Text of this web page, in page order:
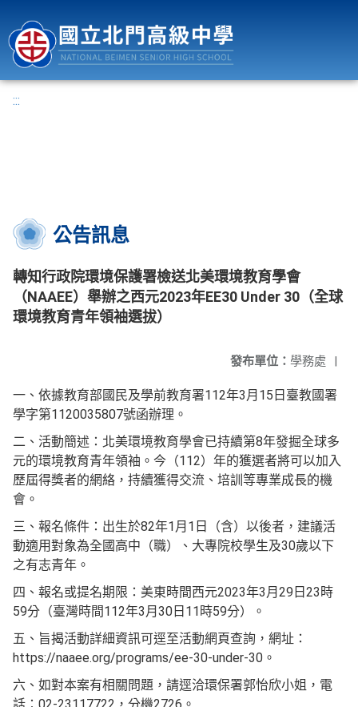
:::
公告訊息
轉知行政院環境保護署檢送北美環境教育學會
（NAAEE）舉辦之西元2023年EE30 Under 30（全球
環境教育青年領袖選拔）
發布單位： 學務處 |
一、依據教育部國民及學前教育署112年3月15日臺教國署
學字第1120035807號函辦理。
二、活動簡述：北美環境教育學會已持續第8年發掘全球多
元的環境教育青年領袖。今（112）年的獲選者將可以加入
歷屆得獎者的網絡，持續獲得交流、培訓等專業成長的機
會。
三、報名條件：出生於82年1月1日（含）以後者，建議活
動適用對象為全國高中（職）、大專院校學生及30歲以下
之有志青年。
四、報名或提名期限：美東時間西元2023年3月29日23時
59分（臺灣時間112年3月30日11時59分）。
五、旨揭活動詳細資訊可逕至活動網頁查詢，網址：
https://naaee.org/programs/ee-30-under-30。
六、如對本案有相關問題，請逕洽環保署郭怡欣小姐，電